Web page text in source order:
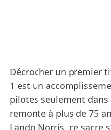
Décrocher un premier
1 est un
pilotes seulement
remonte à plus de 75
Lando Norris, ce sacre